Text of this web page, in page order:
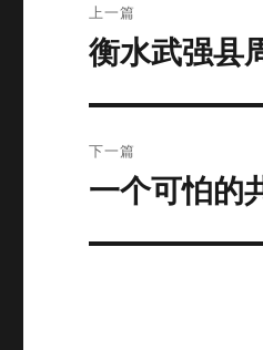
章
上一篇
上
篇
文
衡水武强县
下一篇
下
文
一个可怕的